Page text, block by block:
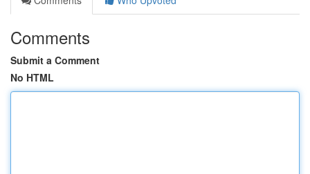
Comments
Submit a Comment
No HTML